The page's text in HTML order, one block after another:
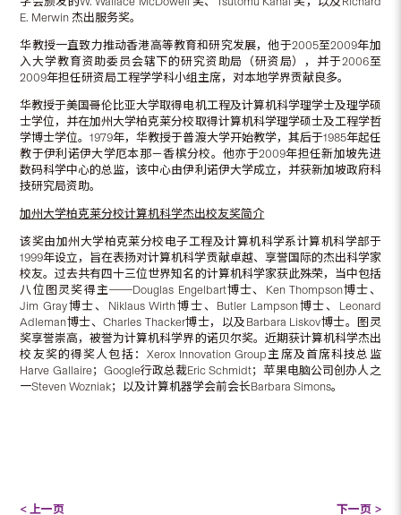
E. Merwin 杰出服务奖。
华教授一直致力推动香港高等教育和研究发展，他于2005至2009年加
入大学教育资助委员会辖下的研究资助局（研资局），并于2006至
2009年担任研资局工程学学科小组主席，对本地学界贡献良多。
华教授于美国哥伦比亚大学取得电机工程及计算机科学理学士及理学硕
士学位，并在加州大学柏克莱分校取得计算机科学理学硕士及工程学哲
学博士学位。1979年，华教授于普渡大学开始教学，其后于1985年起任
教于伊利诺伊大学厄本那－香槟分校。他亦于2009年担任新加坡先进
数码科学中心的总监，该中心由伊利诺伊大学成立，并获新加坡政府科
技研究局资助。
加州大学柏克莱分校计算机科学杰出校友奖简介
该奖由加州大学柏克莱分校电子工程及计算机科学系计算机科学部于
1999年设立，旨在表扬对计算机科学贡献卓越、享誉国际的杰出科学家
校友。过去共有四十三位世界知名的计算机科学家获此殊荣，当中包括
八位图灵奖得主──Douglas Engelbart博士、Ken Thompson博士、
Jim Gray博士、Niklaus Wirth博士、Butler Lampson博士、Leonard
Adleman博士、Charles Thacker博士，以及Barbara Liskov博士。图灵
奖享誉崇高，被誉为计算机科学界的诺贝尔奖。近期获计算机科学杰出
校友奖的得奖人包括：Xerox Innovation Group主席及首席科技总监
Harve Gallaire；Google行政总裁Eric Schmidt；苹果电脑公司创办人之
一Steven Wozniak；以及计算机器学会前会长Barbara Simons。
< 上一页 下一页 >